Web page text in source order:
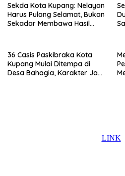
Sekda Kota Kupang: Nelayan
Harus Pulang Selamat, Bukan
Sekadar Membawa Hasil
36 Casis Paskibraka Kota
Kupang Mulai Ditempa di
Desa Bahagia, Karakter Jadi